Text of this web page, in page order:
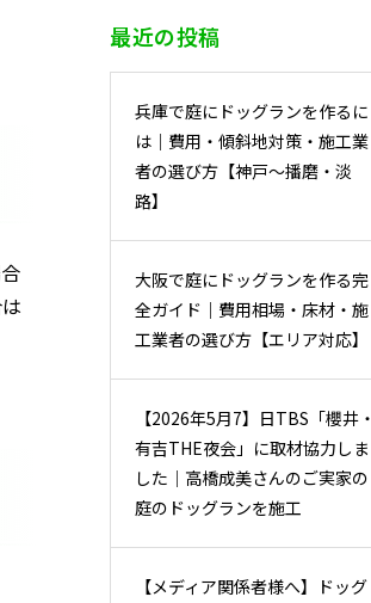
最近の投稿
兵庫で庭にドッグランを作るに
は｜費用・傾斜地対策・施工業
者の選び方【神戸〜播磨・淡
路】
大阪で庭にドッグランを作る完
全ガイド｜費用相場・床材・施
工業者の選び方【エリア対応】
【2026年5月7】日TBS「櫻井・
有吉THE夜会」に取材協力しま
した｜高橋成美さんのご実家の
庭のドッグランを施工
【メディア関係者様へ】ドッグ